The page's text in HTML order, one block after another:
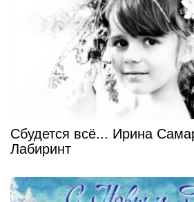
Сбудется всё... Ирина
Лабиринт